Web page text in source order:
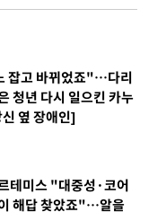
울 바캉스
잡고 바뀌었죠"…다리
청년 다시 일으킨 카누
옆 장애인]
테미스 "대중성·코어
해답 찾았죠"…알을